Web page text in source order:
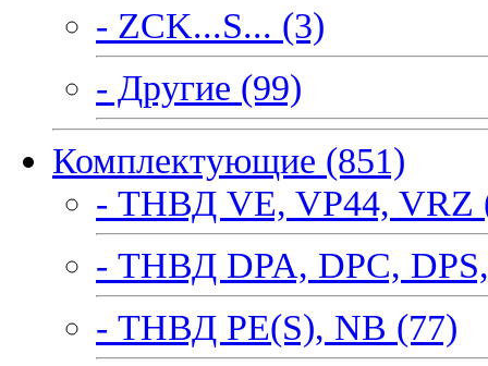
- ZCK...S... (3)
- Другие (99)
Комплектующие (851)
- ТНВД VE, VP44, VRZ
- ТНВД DPA, DPC,
- ТНВД PE(S), NB (77)